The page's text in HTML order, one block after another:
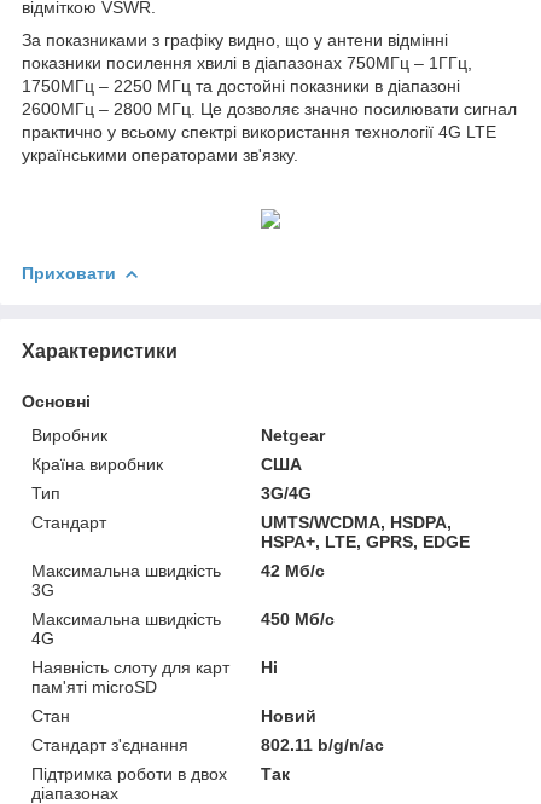
відміткою VSWR.
За показниками з графіку видно, що у антени відмінні
показники посилення хвилі в діапазонах 750МГц – 1ГГц,
1750МГц – 2250 МГц та достойні показники в діапазоні
2600МГц – 2800 МГц. Це дозволяє значно посилювати сигнал
практично у всьому спектрі використання технології 4G LTE
українськими операторами зв'язку.
Приховати
Характеристики
Основні
Виробник
Netgear
Країна виробник
США
Тип
3G/4G
Стандарт
UMTS/WCDMA, HSDPA,
HSPA+, LTE, GPRS, EDGE
Максимальна швидкість
3G
42 Мб/с
Максимальна швидкість
4G
450 Мб/с
Наявність слоту для карт
пам'яті microSD
Ні
Стан
Новий
Стандарт з'єднання
802.11 b/g/n/ac
Підтримка роботи в двох
діапазонах
Так